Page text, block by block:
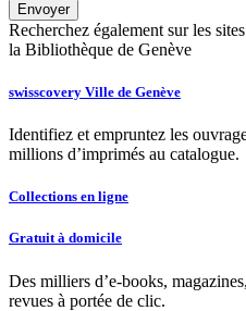
Recherchez également sur les
la Bibliothèque de Genève
swisscovery Ville de Genève
Identifiez et empruntez les
millions d’imprimés au catalogue.
Collections en ligne
Gratuit à domicile
Des milliers d’e-books,
revues à portée de clic.